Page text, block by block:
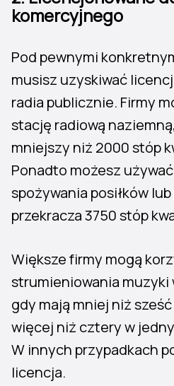
komercyjnego
Pod pewnymi
musisz uzyskiwać
radia publicznie. Firmy
stację radiową
mniejszy niż 2000 stóp
Ponadto możesz
spożywania posiłków
przekracza 3750 stóp
Większe firmy mogą
strumieniowania muzyki
gdy mają mniej niż
więcej niż cztery w
W innych przypadkach
licencja.